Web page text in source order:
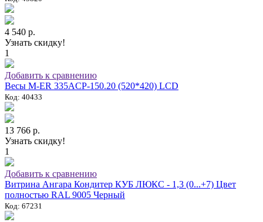
4 540 р.
Узнать скидку!
1
Добавить к сравнению
Весы M-ER 335ACP-150.20 (520*420) LCD
Код: 40433
13 766 р.
Узнать скидку!
1
Добавить к сравнению
Витрина Ангара Кондитер КУБ ЛЮКС - 1,3 (0...+7) Цвет
полностью RAL 9005 Черный
Код: 67231